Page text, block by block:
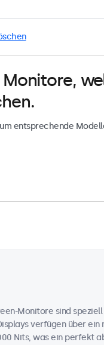
entsprechende
Monitore sind
verfügen über
Nits, was ein perfekt